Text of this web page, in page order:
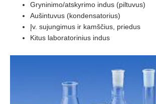
Gryninimo/atskyrimo indus (piltuvus)
Aušintuvus (kondensatorius)
Įv. sujungimus ir kamščius, priedus
Kitus laboratorinius indus